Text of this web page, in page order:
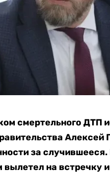
смертельного ДТП
Алексей
за
на встречку